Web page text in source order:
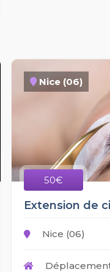
Nice (06)
50€
Extension de
Nice (06)